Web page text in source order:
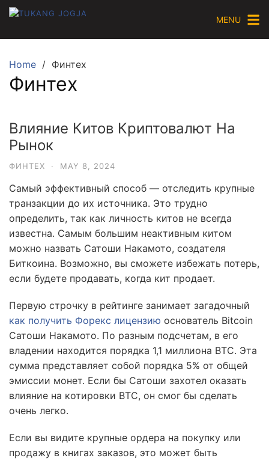
Skip
content
MENU
Home Финтех
Финтех
Влияние Китов Криптовалют На
Рынок
ФИНТЕХ · MAY 8, 2024
Самый эффективный способ — отследить крупные
транзакции до их источника. Это трудно
определить, так как личность китов не всегда
известна. Самым большим неактивным китом
можно назвать Сатоши Накамото, создателя
Биткоина. Возможно, вы сможете избежать потерь,
если будете продавать, когда кит продает.
Первую строчку в рейтинге занимает загадочный
как получить Форекс лицензию основатель Bitcoin
Сатоши Накамото. По разным подсчетам, в его
владении находится порядка 1,1 миллиона BTC. Эта
сумма представляет собой порядка 5% от общей
эмиссии монет. Если бы Сатоши захотел оказать
влияние на котировки BTC, он смог бы сделать
очень легко.
Если вы видите крупные ордера на покупку или
продажу в книгах заказов, это может быть